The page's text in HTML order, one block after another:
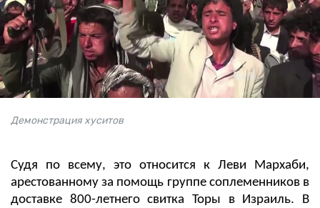
Демонстрация хуситов
Судя по всему, это относится к Леви Мархаби,
арестованному за помощь группе соплеменников в
доставке 800-летнего свитка Торы в Израиль. В